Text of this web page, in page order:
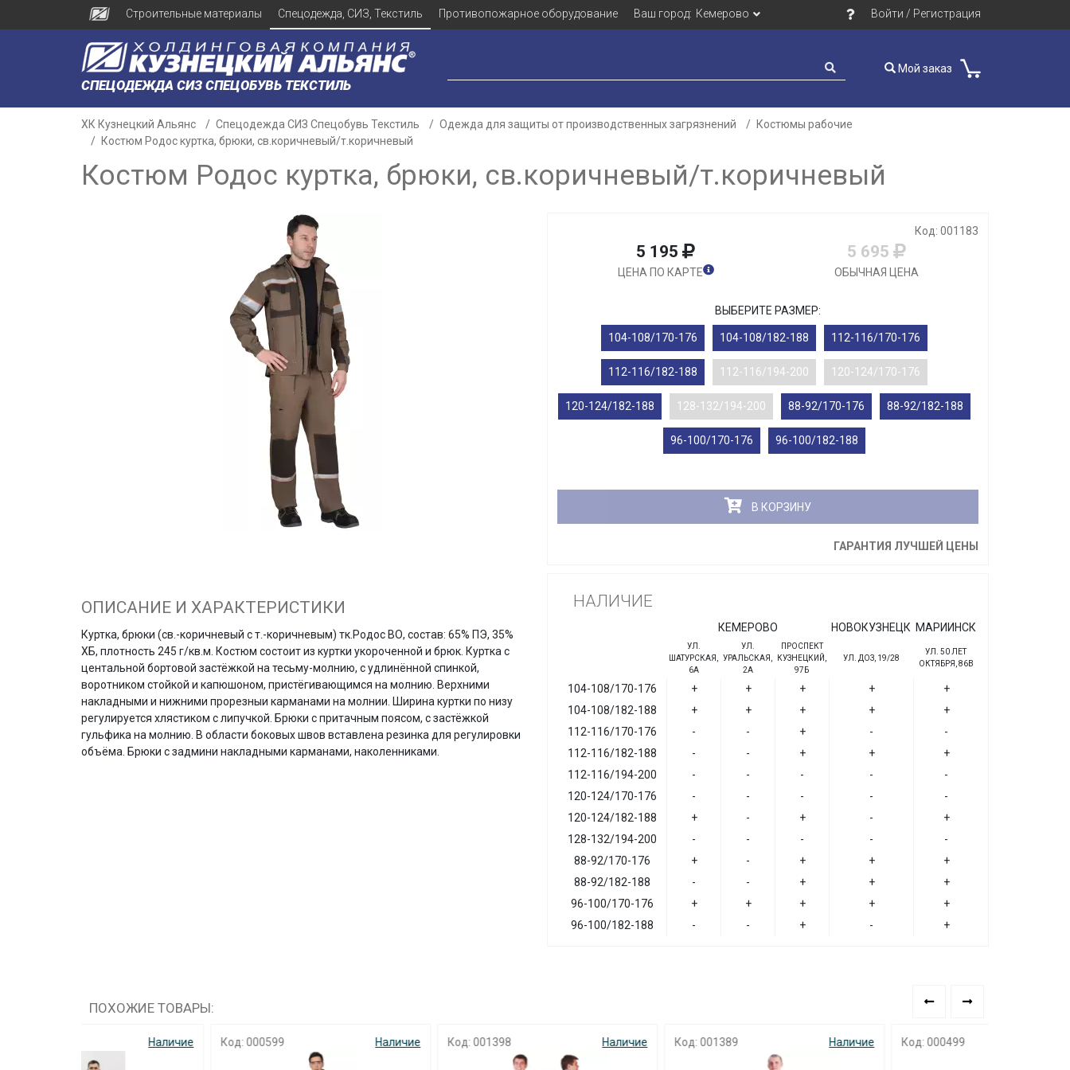
Строительные материалы Спецодежда, СИЗ, Текстиль Противопожарное оборудование Ваш город: Кемерово Войти / Регистрация
СПЕЦОДЕЖДА СИЗ СПЕЦОБУВЬ ТЕКСТИЛЬ
Мой заказ
ХК Кузнецкий Альянс Спецодежда СИЗ Спецобувь Текстиль Одежда для защиты от производственных загрязнений
Костюмы рабочие
Костюм Родос куртка, брюки, св.коричневый/т.коричневый
Костюм Родос куртка, брюки, св.коричневый/т.коричневый
Код: 001183
5 195
ЦЕНА ПО КАРТЕ
5 695
ОБЫЧНАЯ ЦЕНА
ВЫБЕРИТЕ РАЗМЕР:
104-108/170-176 104-108/182-188 112-116/170-176
112-116/182-188 112-116/194-200 120-124/170-176
120-124/182-188 128-132/194-200 88-92/170-176 88-92/182-188
96-100/170-176 96-100/182-188
В КОРЗИНУ
ГАРАНТИЯ ЛУЧШЕЙ ЦЕНЫ
ОПИСАНИЕ И ХАРАКТЕРИСТИКИ
Куртка, брюки (св.-коричневый с т.-коричневым) тк.Родос ВО, состав: 65% ПЭ, 35%
ХБ, плотность 245 г/кв.м. Костюм состоит из куртки укороченной и брюк. Куртка с
центальной бортовой застёжкой на тесьму-молнию, с удлинённой спинкой,
воротником стойкой и капюшоном, пристёгивающимся на молнию. Верхними
накладными и нижними прорезныи карманами на молнии. Ширина куртки по низу
регулируется хлястиком с липучкой. Брюки с притачным поясом, с застёжкой
гульфика на молнию. В области боковых швов вставлена резинка для регулировки
объёма. Брюки с задмини накладными карманами, наколенниками.
НАЛИЧИЕ
КЕМЕРОВО НОВОКУЗНЕЦК МАРИИНСК
УЛ.
ШАТУРСКАЯ,
6А
УЛ.
УРАЛЬСКАЯ,
2А
ПРОСПЕКТ
КУЗНЕЦКИЙ,
97Б
УЛ. ДОЗ, 19/28
УЛ. 50 ЛЕТ
ОКТЯБРЯ, 86В
104-108/170-176 + + + +
+
104-108/182-188
+ + + +
+
112-116/170-176
- - + -
-
112-116/182-188
- - + +
+
112-116/194-200
- - - -
-
120-124/170-176
- - - -
-
120-124/182-188
+ - + -
+
128-132/194-200
- - - -
-
88-92/170-176
+ - + +
+
88-92/182-188
- - + +
+
96-100/170-176
+ + + +
+
96-100/182-188
- - + - +
ПОХОЖИЕ ТОВАРЫ:
Код: 000599 Наличие Код: 001398 Наличие Код: 001389 Наличие Код: 000499 Наличие